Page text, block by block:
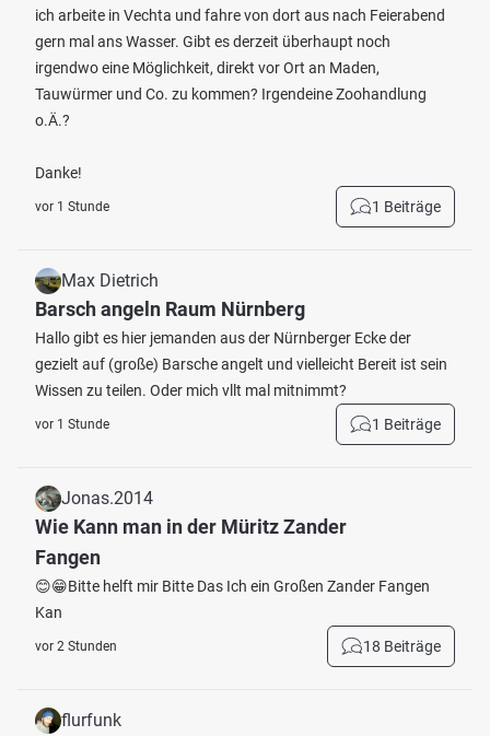
ich arbeite in Vechta und fahre von dort aus nach Feierabend
gern mal ans Wasser. Gibt es derzeit überhaupt noch
irgendwo eine Möglichkeit, direkt vor Ort an Maden,
Tauwürmer und Co. zu kommen? Irgendeine Zoohandlung
o.Ä.?
Danke!
vor 1 Stunde 1 Beiträge
Max Dietrich
Barsch angeln Raum Nürnberg
Hallo gibt es hier jemanden aus der Nürnberger Ecke der
gezielt auf (große) Barsche angelt und vielleicht Bereit ist sein
Wissen zu teilen. Oder mich vllt mal mitnimmt?
vor 1 Stunde 1 Beiträge
Jonas.2014
Wie Kann man in der Müritz Zander
Fangen
😊😁Bitte helft mir Bitte Das Ich ein Großen Zander Fangen
Kan
vor 2 Stunden 18 Beiträge
flurfunk